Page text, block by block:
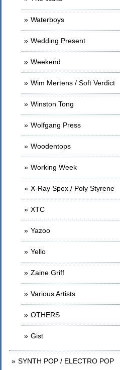
Waterboys
Wedding Present
Weekend
Wim Mertens / Soft Verdict
Winston Tong
Wolfgang Press
Woodentops
Working Week
X-Ray Spex / Poly Styrene
XTC
Yazoo
Yello
Zaine Griff
Various Artists
OTHERS
Gist
SYNTH POP / ELECTRO POP